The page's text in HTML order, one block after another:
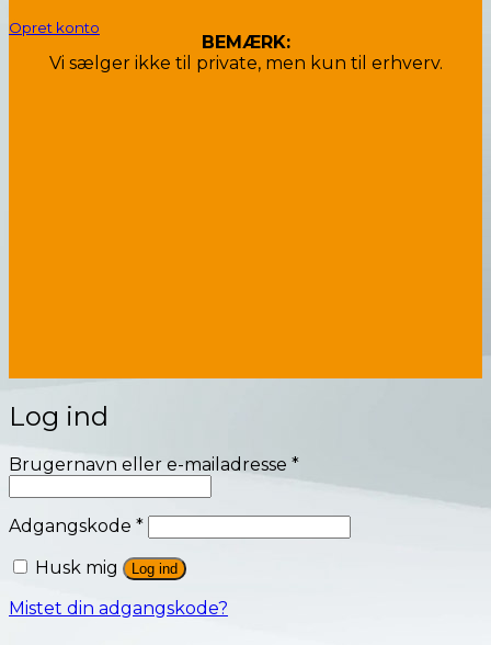
Opret konto
BEMÆRK:
Vi sælger ikke til private, men kun til erhverv.
Log ind
Brugernavn eller e-mailadresse *Påkrævet
Adgangskode *Påkrævet
Husk mig Log ind
Mistet din adgangskode?